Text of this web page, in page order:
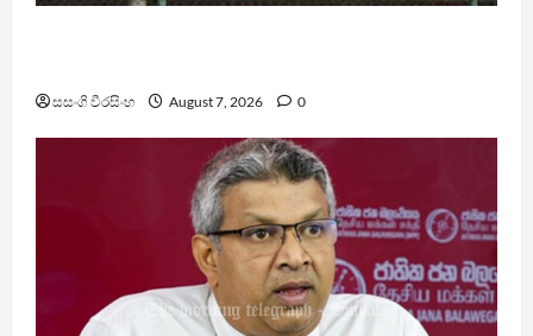
සසංගි වීරසිංහ August 7, 2026 0